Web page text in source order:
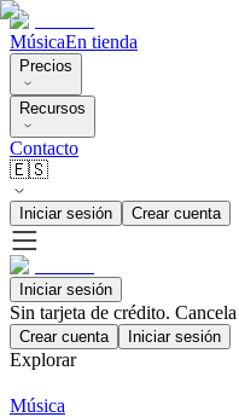
MúsicaEn tienda
Precios
Recursos
Contacto
🇪🇸
Iniciar sesión Crear cuenta
Iniciar sesión
Sin tarjeta de crédito.
Crear cuenta Iniciar sesión
Explorar
Música